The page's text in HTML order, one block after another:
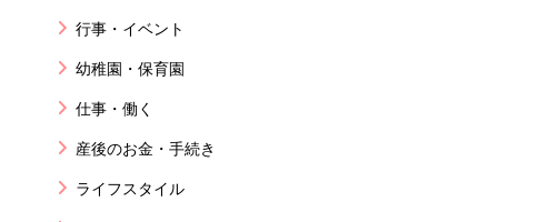
行事・イベント
幼稚園・保育園
仕事・働く
産後のお金・手続き
ライフスタイル